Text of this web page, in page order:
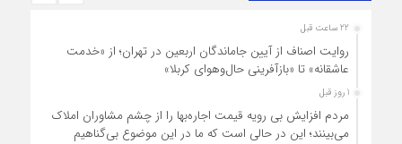
22 ساعت قبل
روایت اصناف از آیین جاماندگان اربعین در تهران؛ از «خدمت
عاشقانه» تا «بازآفرینی حال‌وهوای کربلا»
1 روز قبل
مردم افزایش بی رویه قیمت اجاره‌بها را از چشم مشاوران املاک
می‌بینند؛ این در حالی است که ما در این موضوع بی‌گناهیم